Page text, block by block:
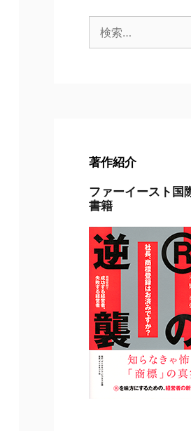
索:
著作紹介
ファーイースト国
書籍